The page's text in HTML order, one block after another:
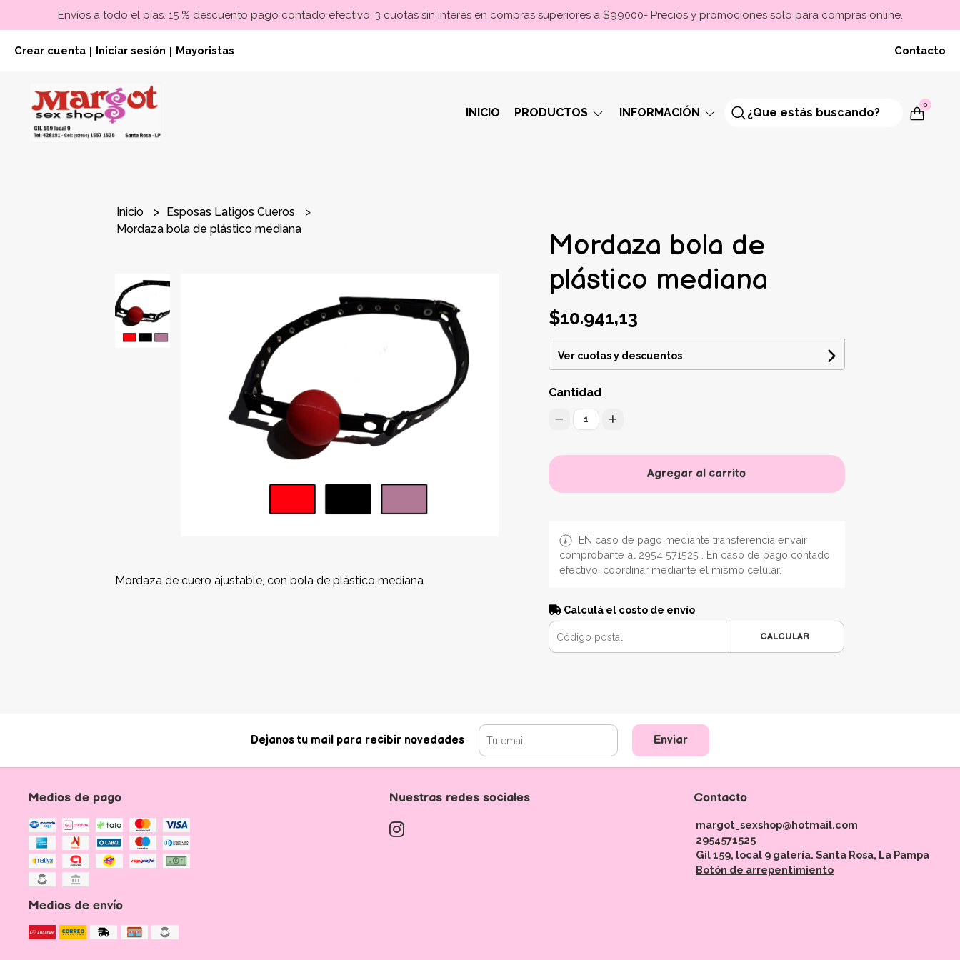
Envíos a todo el pías. 15 % descuento pago contado efectivo. 3 cuotas sin interés en compras superiores a $99000- Precios y promociones solo para compras online.
Crear cuenta Iniciar sesión Mayoristas Contacto
INICIO PRODUCTOS INFORMACIÓN
0
Inicio
Esposas Latigos Cueros
Mordaza bola de plástico mediana
Mordaza de cuero ajustable, con bola de plástico mediana
Mordaza bola de
plástico mediana
$10.941,13
Ver cuotas y descuentos
Cantidad
1
Agregar al carrito
EN caso de pago mediante transferencia envair
comprobante al 2954 571525 . En caso de pago contado
efectivo, coordinar mediante el mismo celular.
Calculá el costo de envío
CALCULAR
Dejanos tu mail para recibir novedades Enviar
Medios de pago
Medios de envío
Nuestras redes sociales Contacto
margot_sexshop@hotmail.com
2954571525
Gil 159, local 9 galería. Santa Rosa, La Pampa
Botón de arrepentimiento